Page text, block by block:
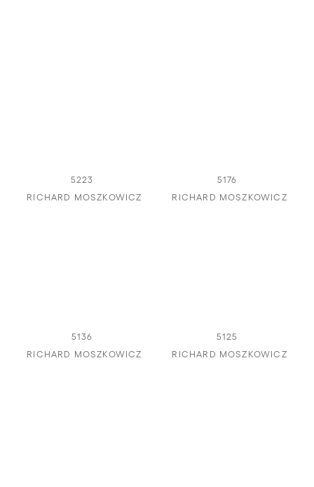
5223
RICHARD MOSZKOWICZ
5176
RICHARD MOSZKOWICZ
5136
RICHARD MOSZKOWICZ
5125
RICHARD MOSZKOWICZ